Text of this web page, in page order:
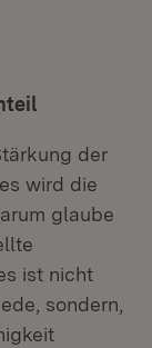
der
wird die
glaube
ist nicht
sondern,